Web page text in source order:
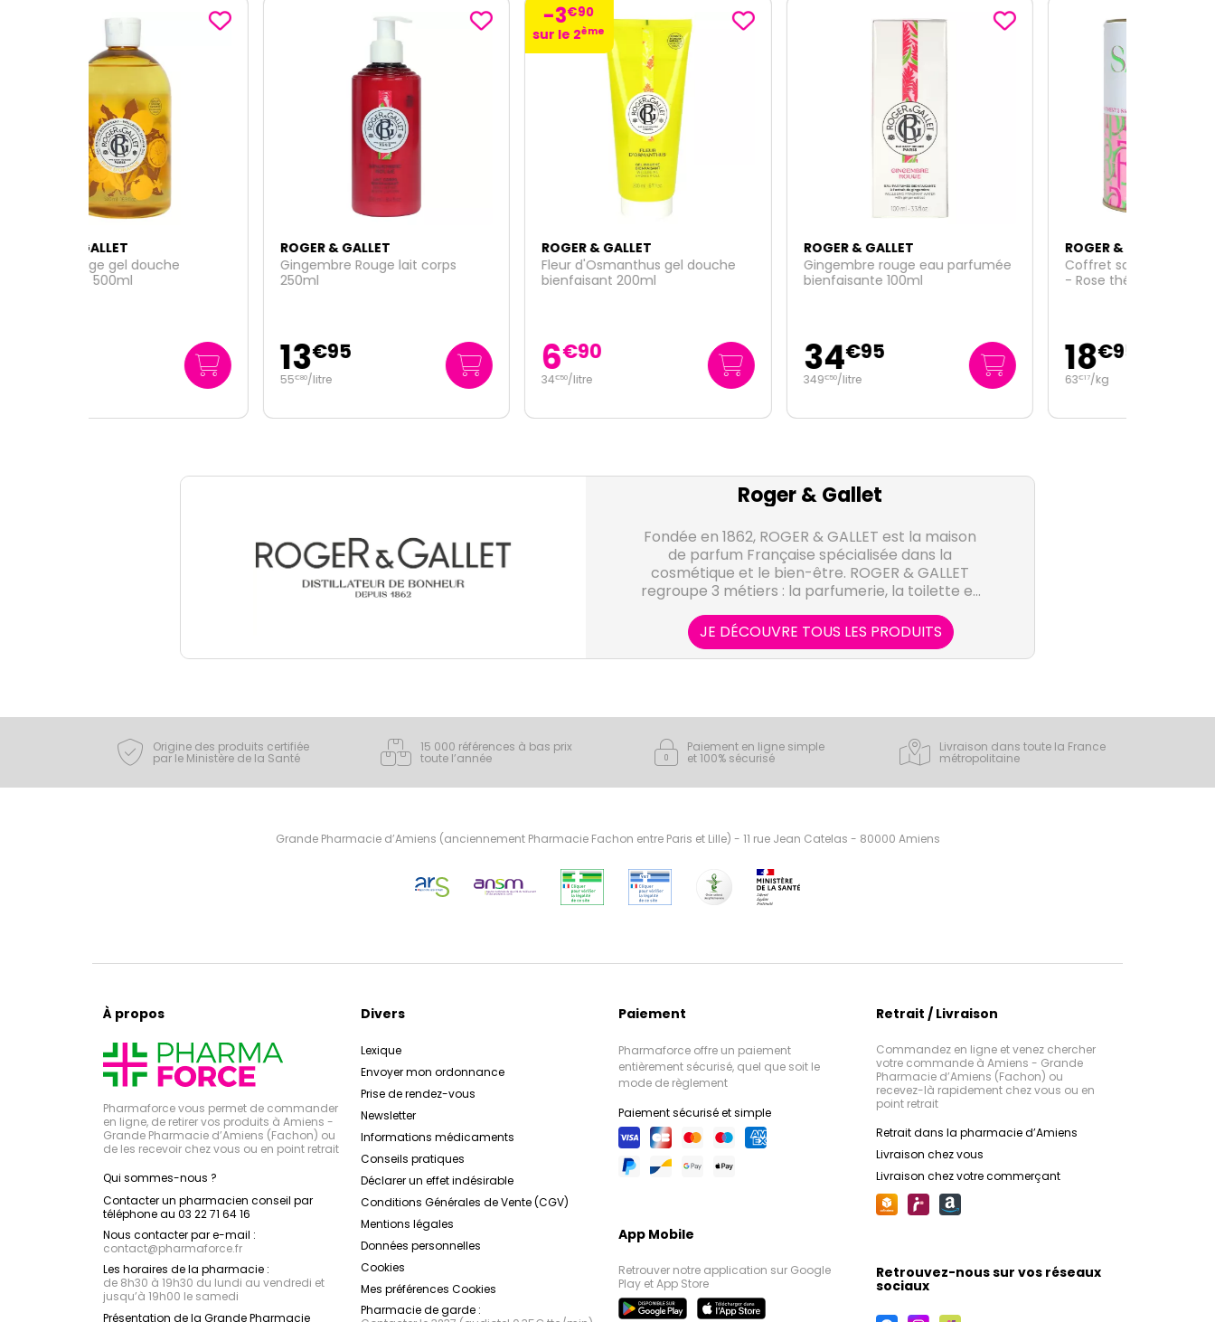
ROGER & GALLET
Gingembre Rouge lait corps
250ml
-3
ROGER & GALLET
Fleur d'Osmanthus gel douche
ROGER & GALLET
Gingembre rouge eau parfumée
bienfaisante 100ml
95
ROGER & GALLET
Coffret savons Bienfaisants Rose
- Rose thé - Feuille de thé 3x100g
Roger & Gallet
Fondée en 1862, ROGER & GALLET est la maison
de parfum Française spécialisée dans la
cosmétique et le bien-être. ROGER & GALLET
regroupe 3 métiers : la parfumerie, la toilette et
JE DÉCOUVRE TOUS LES PRODUITS
Origine des produits certifiée
par le Ministère de la Santé
15 000 références à bas prix
toute l’année
Paiement en ligne simple
et 100% sécurisé
Livraison dans toute la France
métropolitaine
Grande Pharmacie d’Amiens (anciennement Pharmacie Fachon entre Paris et Lille) - 11 rue Jean Catelas - 80000 Amiens
À propos
Pharmaforce vous permet de commander
en ligne, de retirer vos produits à Amiens -
Grande Pharmacie d’Amiens (Fachon) ou
de les recevoir chez vous ou en point retrait
Qui sommes-nous ?
Contacter un pharmacien conseil par
téléphone au 03 22 71 64 16
Nous contacter par e-mail :
contact@pharmaforce.fr
Les horaires de la pharmacie :
de 8h30 à 19h30 du lundi au vendredi et
jusqu’à 19h00 le samedi
Présentation de la Grande Pharmacie
Divers
Lexique
Envoyer mon ordonnance
Prise de rendez-vous
Newsletter
Informations médicaments
Conseils pratiques
Déclarer un effet indésirable
Conditions Générales de Vente (CGV)
Mentions légales
Données personnelles
Cookies
Mes préférences Cookies
Pharmacie de garde :
Paiement
Pharmaforce offre un paiement
entièrement sécurisé, quel que soit le
mode de règlement
Paiement sécurisé et simple
App Mobile
Retrouver notre application sur Google
Play et App Store
Retrait / Livraison
Commandez en ligne et venez chercher
votre commande à Amiens - Grande
Pharmacie d’Amiens (Fachon) ou
recevez-là rapidement chez vous ou en
point retrait
Retrait dans la pharmacie d’Amiens
Livraison chez vous
Livraison chez votre commerçant
Retrouvez-nous sur vos réseaux
sociaux